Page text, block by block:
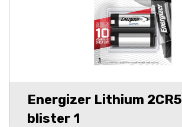
Energizer Lithium
blister 1